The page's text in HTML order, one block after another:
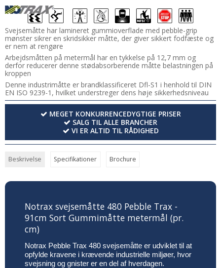
Svejsemåtte har lamineret gummioverflade med pebble-grip
mønster sikrer en skridsikker måtte, der giver sikkert fodfæste og
er nem at rengøre
Arbejdsmåtten på metermål har en tykkelse på 12,7 mm og
derfor reducerer denne stødabsorberende måtte belastningen på
kroppen
Denne industrimåtte er brandklassificeret Dfl-S1 i henhold til DIN
EN ISO 9239-1, hvilket understreger dens høje sikkerhedsniveau
MEGET KONKURRENCEDYGTIGE PRISER
SALG TIL ALLE BRANCHER
VI ER ALTID TIL RÅDIGHED
Beskrivelse Specifikationer Brochure
Notrax svejsemåtte 480 Pebble Trax -
91cm Sort Gummimåtte metermål (pr.
cm)
Notrax Pebble Trax 480 svejsemåtte er udviklet til at
opfylde kravene i krævende industrielle miljøer, hvor
svejsning og gnister er en del af hverdagen.